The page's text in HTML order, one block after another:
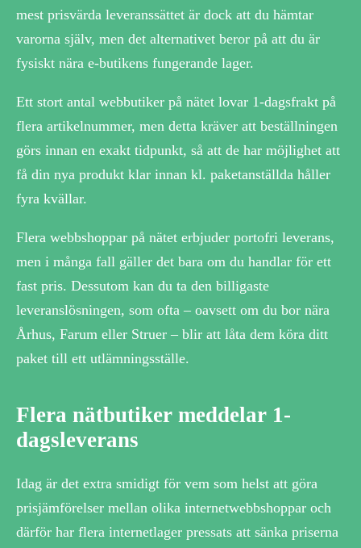
mest prisvärda leveranssättet är dock att du hämtar
varorna själv, men det alternativet beror på att du är
fysiskt nära e-butikens fungerande lager.
Ett stort antal webbutiker på nätet lovar 1-dagsfrakt på
flera artikelnummer, men detta kräver att beställningen
görs innan en exakt tidpunkt, så att de har möjlighet att
få din nya produkt klar innan kl. paketanställda håller
fyra kvällar.
Flera webbshoppar på nätet erbjuder portofri leverans,
men i många fall gäller det bara om du handlar för ett
fast pris. Dessutom kan du ta den billigaste
leveranslösningen, som ofta – oavsett om du bor nära
Århus, Farum eller Struer – blir att låta dem köra ditt
paket till ett utlämningsställe.
Flera nätbutiker meddelar 1-
dagsleverans
Idag är det extra smidigt för vem som helst att göra
prisjämförelser mellan olika internetwebbshoppar och
därför har flera internetlager pressats att sänka priserna